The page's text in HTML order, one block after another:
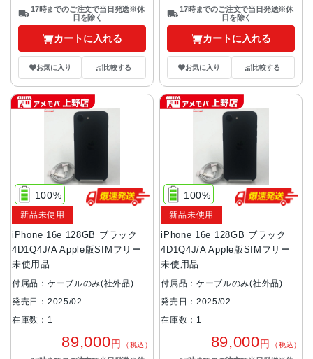
17時までのご注文で当日発送※休
日を除く
カートに入れる
お気に入り 比較する
17時までのご注文で当日発送※休
日を除く
カートに入れる
お気に入り 比較する
iPhone 16e 128GB ブラック
4D1Q4J/A Apple版SIMフリー
未使用品
100%
新品未使用
付属品：ケーブルのみ(社外品)
発売日：2025/02
在庫数：1
89,000円 （税込）
iPhone 16e 128GB ブラック
4D1Q4J/A Apple版SIMフリー
未使用品
100%
新品未使用
付属品：ケーブルのみ(社外品)
発売日：2025/02
在庫数：1
89,000円 （税込）